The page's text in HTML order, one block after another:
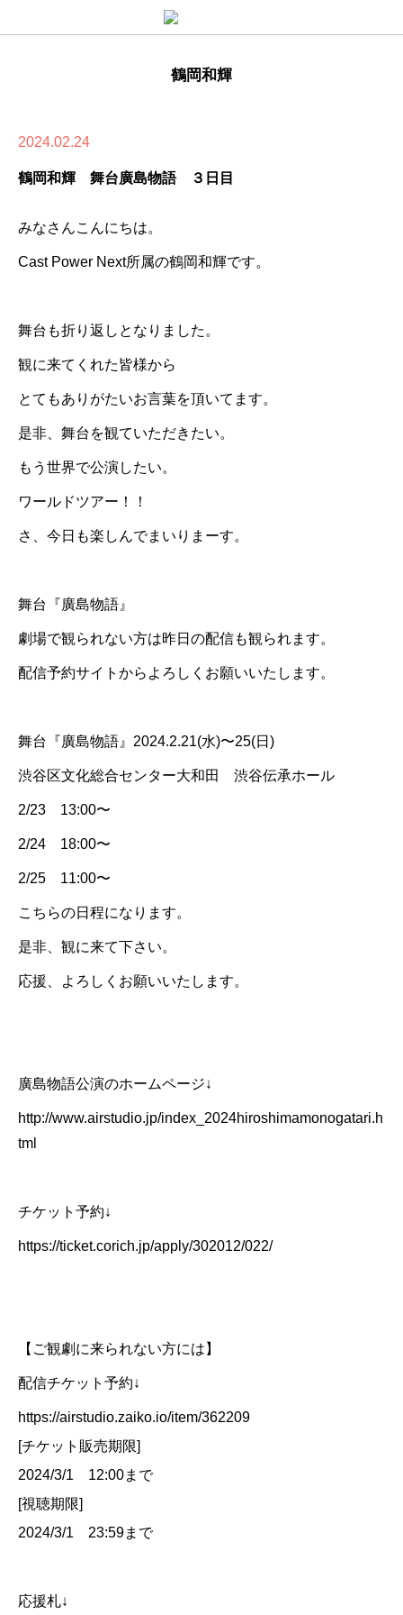
鶴岡和輝
2024.02.24
鶴岡和輝 舞台廣島物語 ３日目
みなさんこんにちは。
Cast Power Next所属の鶴岡和輝です。
舞台も折り返しとなりました。
観に来てくれた皆様から
とてもありがたいお言葉を頂いてます。
是非、舞台を観ていただきたい。
もう世界で公演したい。
ワールドツアー！！
さ、今日も楽しんでまいりまーす。
舞台『廣島物語』
劇場で観られない方は昨日の配信も観られます。
配信予約サイトからよろしくお願いいたします。
舞台『廣島物語』2024.2.21(水)〜25(日)
渋谷区文化総合センター大和田 渋谷伝承ホール
2/23 13:00〜
2/24 18:00〜
2/25 11:00〜
こちらの日程になります。
是非、観に来て下さい。
応援、よろしくお願いいたします。
廣島物語公演のホームページ↓
http://www.airstudio.jp/index_2024hiroshimamonogatari.h
tml
チケット予約↓
https://ticket.corich.jp/apply/302012/022/
【ご観劇に来られない方には】
配信チケット予約↓
https://airstudio.zaiko.io/item/362209
[チケット販売期限]
2024/3/1 12:00まで
[視聴期限]
2024/3/1 23:59まで
応援札↓